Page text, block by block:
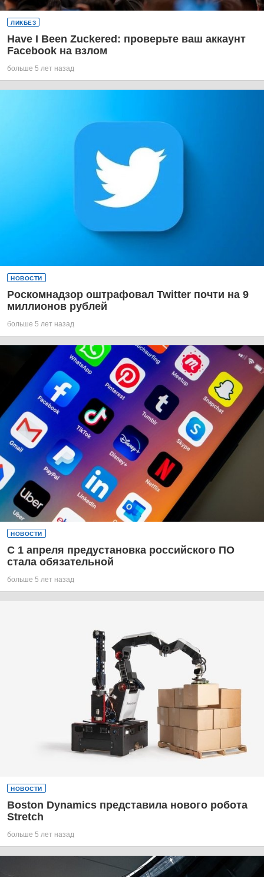
ЛИКБЕЗ
Have I Been Zuckered: проверьте ваш аккаунт
Facebook на взлом
больше 5 лет назад
НОВОСТИ
Роскомнадзор оштрафовал Twitter почти на 9
миллионов рублей
больше 5 лет назад
НОВОСТИ
С 1 апреля предустановка российского ПО
стала обязательной
больше 5 лет назад
НОВОСТИ
Boston Dynamics представила нового робота
Stretch
больше 5 лет назад